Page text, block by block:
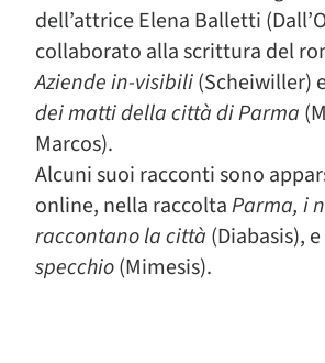
dell’attrice Elena Balletti
collaborato alla scrittura del
Aziende in-visibili(Scheiwiller)
dei matti della città di Parma
Marcos).
Alcuni suoi racconti sono
online, nella raccoltaParma, i
raccontano la città (Diabasis),
specchio(Mimesis).